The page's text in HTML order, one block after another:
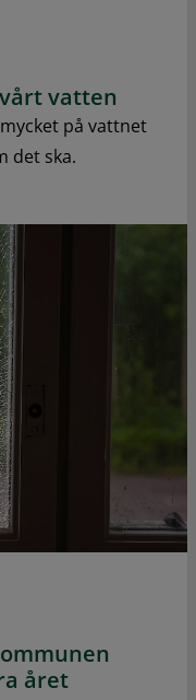
vatten
på vattnet
det ska.
året